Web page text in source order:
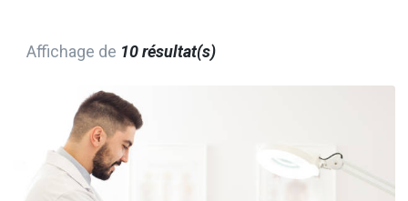
Affichage de 10 résultat(s)